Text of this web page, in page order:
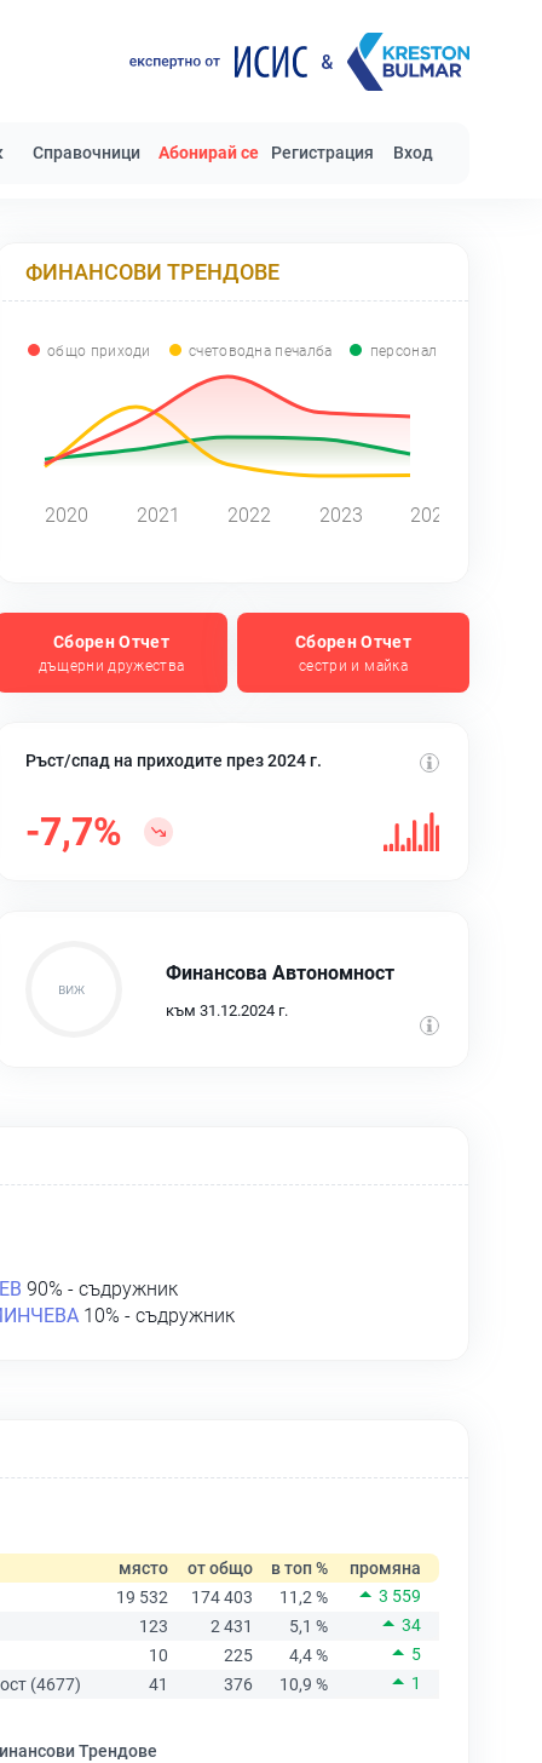
Справочници Абонирай се Регистрация Вход
ФИНАНСОВИ ТРЕНДОВЕ
общо приходи счетоводна печалба персонал
2020 2021 2022 2023 2024
Сборен Отчет
дъщерни дружества
Сборен Отчет
сестри и майка
Ръст/спад на приходите през 2024 г.
-7,7%
Финансова Автономност
към 31.12.2024 г.
90% - съдружник
10% - съдружник
място от общо в топ %
промяна
19 532
174 403 11,2 %
3 559
123
2 431 5,1 %
34
10
225 4,4 %
5
(4677)
41 376 10,9 % 1
Трендове